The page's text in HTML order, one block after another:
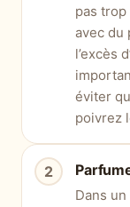
pas
avec du
l’excès
éviter
poivrez
Dans